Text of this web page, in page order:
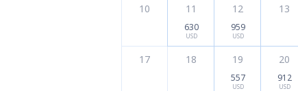
10 11
630
USD
12
959
USD
13
17 18 19
557
USD
20
912
USD